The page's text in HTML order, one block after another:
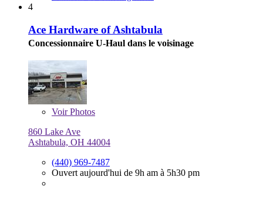
4
Ace Hardware of Ashtabula
Concessionnaire U-Haul dans le voisinage
VoirPhotos
860 Lake Ave
Ashtabula, OH 44004
(440) 969-7487
Ouvert aujourd'hui de 9h am à 5h30 pm